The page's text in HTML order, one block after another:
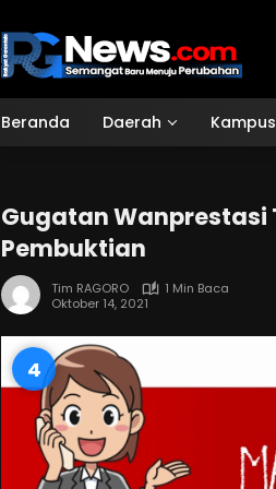
Beranda Daerah Kampus
Gugatan Wanprestasi
Pembuktian
Tim RAGORO
1 Min Baca
Oktober 14, 2021
3